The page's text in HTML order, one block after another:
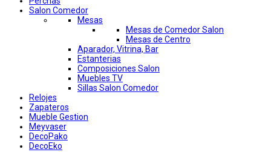
Salon Comedor
Mesas
Mesas de Comedor Salon
Mesas de Centro
Aparador, Vitrina, Bar
Estanterias
Composiciones Salon
Muebles TV
Sillas Salon Comedor
Relojes
Zapateros
Mueble Gestion
Meyvaser
DecoPako
DecoEko